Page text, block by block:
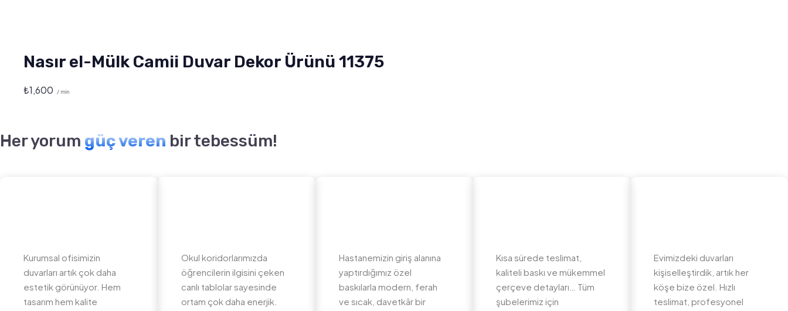
Nasır el-Mülk Camii Duvar Dekor Ürünü 11375
₺1,600 / min
Her yorum güç veren bir tebessüm!
Kurumsal ofisimizin
duvarları artık çok daha
estetik görünüyor. Hem
tasarım hem kalite
Okul koridorlarımızda
öğrencilerin ilgisini çeken
canlı tablolar sayesinde
ortam çok daha enerjik.
Hastanemizin giriş alanına
yaptırdığımız özel
baskılarla modern, ferah
ve sıcak, davetkâr bir
Kısa sürede teslimat,
kaliteli baskı ve mükemmel
çerçeve detayları… Tüm
şubelerimiz için
Evimizdeki duvarları
kişiselleştirdik, artık her
köşe bize özel. Hızlı
teslimat, profesyonel